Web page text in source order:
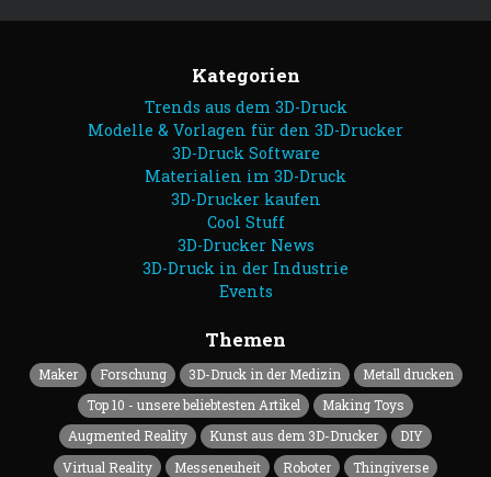
Kategorien
Trends aus dem 3D-Druck
Modelle & Vorlagen für den 3D-Drucker
3D-Druck Software
Materialien im 3D-Druck
3D-Drucker kaufen
Cool Stuff
3D-Drucker News
3D-Druck in der Industrie
Events
Themen
Maker Forschung 3D-Druck in der Medizin
Metall drucken
Top 10 - unsere beliebtesten Artikel
Making Toys
Augmented Reality
Kunst aus dem 3D-Drucker
DIY
Virtual Reality
Messeneuheit Roboter
Thingiverse